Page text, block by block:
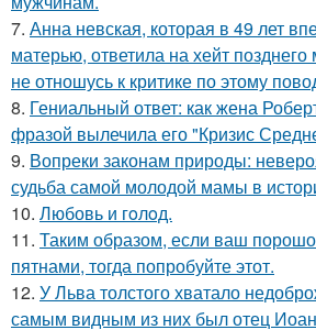
7. Анна невская, которая в 49 лет
матерью, ответила на хейт
не отношусь к критике по этому
8. Гениальный ответ: как жена
фразой вылечила его "Кризис
9. Вопреки законам природы:
судьба самой молодой мамы в
10. Любовь и гoлoд.
11. Таким образом, если ваш
пятнами, тогда попробуйте этот.
12. У Льва толстого хватало
самым видным из них был отец